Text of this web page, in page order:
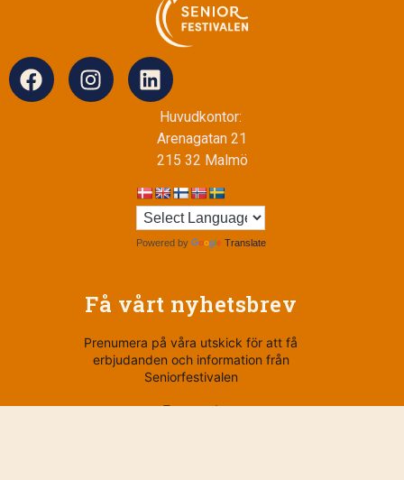
Huvudkontor:
Arenagatan 21
215 32 Malmö
Powered by Translate
Få vårt nyhetsbrev
Prenumera på våra utskick för att få
erbjudanden och information från
Seniorfestivalen
E-post *